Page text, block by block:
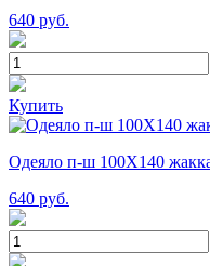
640 руб.
Купить
Одеяло п-ш 100Х140
640 руб.